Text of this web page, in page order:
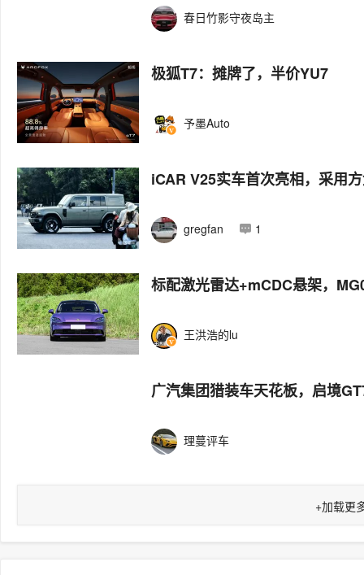
春日竹影守夜岛主
极狐T7：摊牌了，半价YU7
予墨Auto
iCAR V25实车首次亮相，采用
gregfan 1
标配激光雷达+mCDC悬架，
王洪浩的lu
广汽集团猎装车天花板，启境
理蔓评车
+加载更